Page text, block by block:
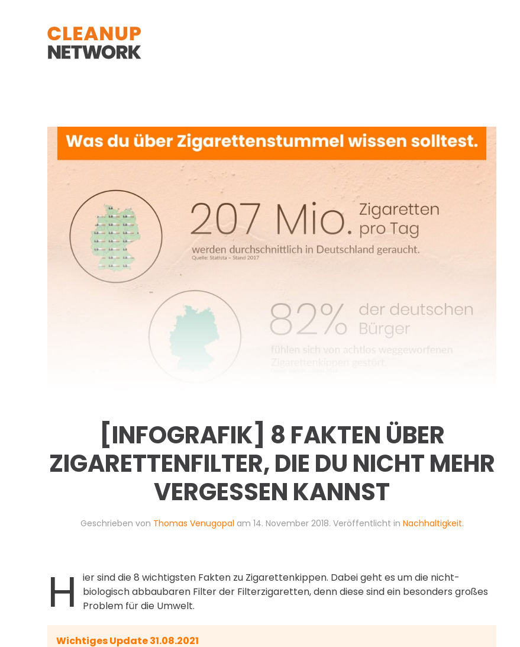
Zum Hauptinhalt springen
[INFOGRAFIK] 8 FAKTEN ÜBER
ZIGARETTENFILTER, DIE DU NICHT MEHR
VERGESSEN KANNST
Geschrieben von Thomas Venugopal am 14. November 2018. Veröffentlicht in Nachhaltigkeit.
H
ier sind die 8 wichtigsten Fakten zu Zigarettenkippen. Dabei geht es um die nicht-
biologisch abbaubaren Filter der Filterzigaretten, denn diese sind ein besonders großes
Problem für die Umwelt.
Wichtiges Update 31.08.2021